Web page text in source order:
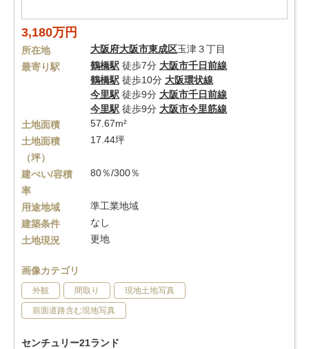
3,180万円
所在地 大阪府大阪市東成区玉津３丁目
最寄り駅
鶴橋駅 徒歩7分 大阪市千日前線
鶴橋駅 徒歩10分 大阪環状線
今里駅 徒歩9分 大阪市千日前線
今里駅 徒歩9分 大阪市今里筋線
土地面積
57.67m²
土地面積
（坪）
17.44坪
建ぺい/容積
率
80％/300％
用途地域
準工業地域
建築条件
なし
土地現況
更地
画像カテゴリ
外観 間取り 現地土地写真
前面道路含む現地写真
センチュリー21ランド